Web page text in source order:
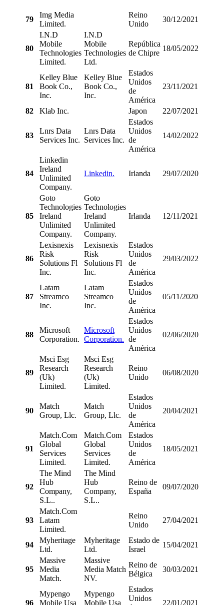
79
Img Media
Limited.
Reino
Unido
30/12/2021
80
I.N.D
Mobile
Technologies
Limited.
I.N.D
Mobile
Technologies
Ltd.
República
de Chipre
18/05/2022
81
Kelley Blue
Book Co.,
Inc.
Kelley Blue
Book Co.,
Inc.
Estados
Unidos
de
América
23/11/2021
82 Klab Inc. Japon 22/07/2021
83
Lnrs Data
Services Inc.
Lnrs Data
Services Inc.
Estados
Unidos
de
América
14/02/2022
84
Linkedin
Ireland
Unlimited
Company.
Linkedin. Irlanda 29/07/2020
85
Goto
Technologies
Ireland
Unlimited
Company.
Goto
Technologies
Ireland
Unlimited
Company.
Irlanda 12/11/2021
86
Lexisnexis
Risk
Solutions Fl
Inc.
Lexisnexis
Risk
Solutions Fl
Inc.
Estados
Unidos
de
América
29/03/2022
87
Latam
Streamco
Inc.
Latam
Streamco
Inc.
Estados
Unidos
de
América
05/11/2020
88
Microsoft
Corporation.
Microsoft
Corporation.
Estados
Unidos
de
América
02/06/2020
89
Msci Esg
Research
(Uk)
Limited.
Msci Esg
Research
(Uk)
Limited.
Reino
Unido
06/08/2020
90
Match
Group, Llc.
Match
Group, Llc.
Estados
Unidos
de
América
20/04/2021
91
Match.Com
Global
Services
Limited.
Match.Com
Global
Services
Limited.
Estados
Unidos
de
América
18/05/2021
92
The Mind
Hub
Company,
S.L..
The Mind
Hub
Company,
S.L..
Reino de
España
09/07/2020
93
Match.Com
Latam
Limited.
Reino
Unido
27/04/2021
94
Myheritage
Ltd.
Myheritage
Ltd.
Estado de
Israel
15/04/2021
95
Massive
Media
Match.
Massive
Media Match
NV.
Reino de
Bélgica
30/03/2021
96
Mypengo
Mobile Usa
Mypengo
Mobile Usa
Estados
Unidos
22/01/2021